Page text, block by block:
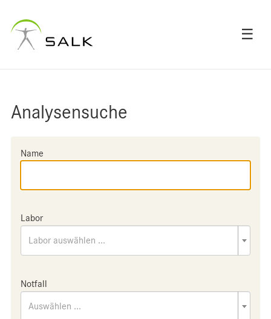
☰
Analysensuche
Name
Labor
Labor auswählen ...
Notfall
Auswählen ...